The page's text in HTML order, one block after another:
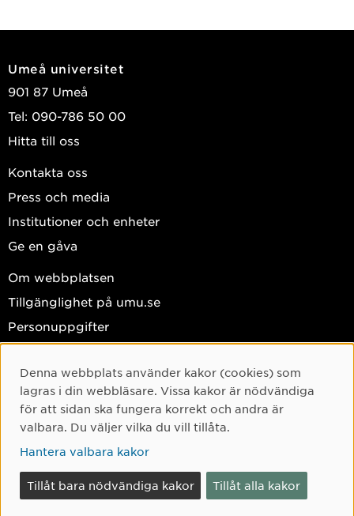
Umeå universitet
901 87 Umeå
Tel: 090-786 50 00
Hitta till oss
Kontakta oss
Press och media
Institutioner och enheter
Ge en gåva
Om webbplatsen
Tillgänglighet på umu.se
Personuppgifter
Facebook
Instagram
TikTok
Youtube
LinkedIn
Cookie-samtycke
Denna webbplats använder kakor (cookies) som
lagras i din webbläsare. Vissa kakor är nödvändiga
för att sidan ska fungera korrekt och andra är
valbara. Du väljer vilka du vill tillåta.
Hantera valbara kakor
Tillåt bara nödvändiga kakor Tillåt alla kakor